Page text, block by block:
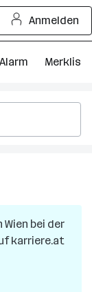
Anmelden
Merkliste
Wien bei der
karriere.at